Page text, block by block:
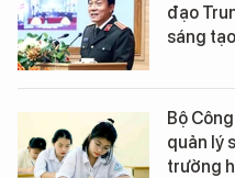
đạo
sáng
Bộ
quản lý
trường